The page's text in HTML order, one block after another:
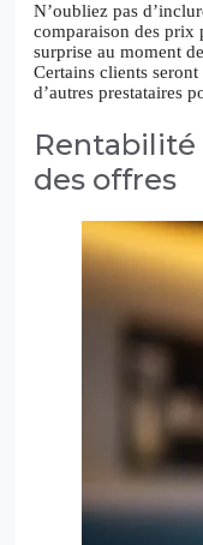
N’oubliez pas
comparaison des prix
surprise au moment
Certains clients
d’autres prestataires
des offres